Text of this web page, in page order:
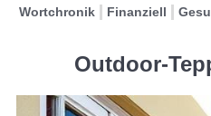
Wortchronik Finanziell
Outdoor-